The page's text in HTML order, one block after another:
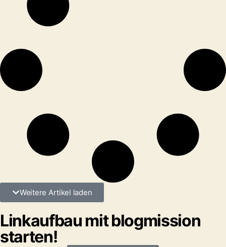
Weitere Artikel laden
Linkaufbau mit blogmission
starten!